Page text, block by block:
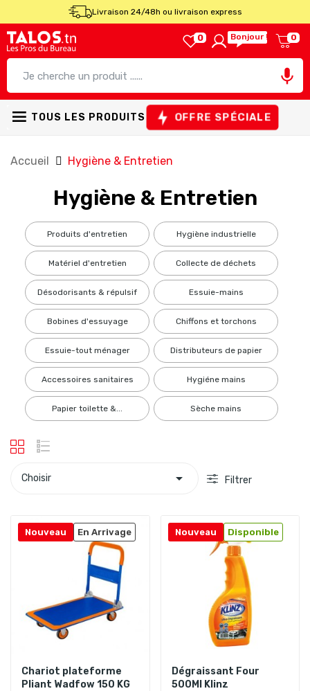
Livraison 24/48h ou livraison express
0 Bonjour ! 0

TOUS LES PRODUITS OFFRE SPÉCIALE
Accueil Hygiène & Entretien
Hygiène & Entretien
produits d'entretien hygiène industrielle
matériel d'entretien collecte de déchets
désodorisants & répulsif essuie-mains
bobines d'essuyage chiffons et torchons
essuie-tout ménager distributeurs de papier
accessoires sanitaires hygiéne mains
papier toilette &... sèche mains
Choisir  Filtrer
Nouveau En Arrivage
Chariot plateforme
Pliant Wadfow 150 KG
Nouveau Disponible
Dégraissant Four
500Ml Klinz